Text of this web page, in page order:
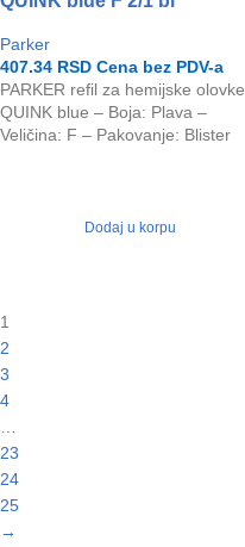
Parker
407.34 RSD Cena bez PDV-a
PARKER refil za hemijske olovke
QUINK blue – Boja: Plava –
Veličina: F – Pakovanje: Blister
Dodaj u korpu
1
2
3
4
23
24
25
→